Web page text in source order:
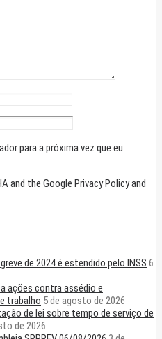
para a próxima vez que eu
and the Google Privacy Policyand
de 2024 é estendido pelo INSS 6
ações contra assédio e
trabalho 5 de agosto de 2026
de lei sobre tempo de serviço de
de 2026